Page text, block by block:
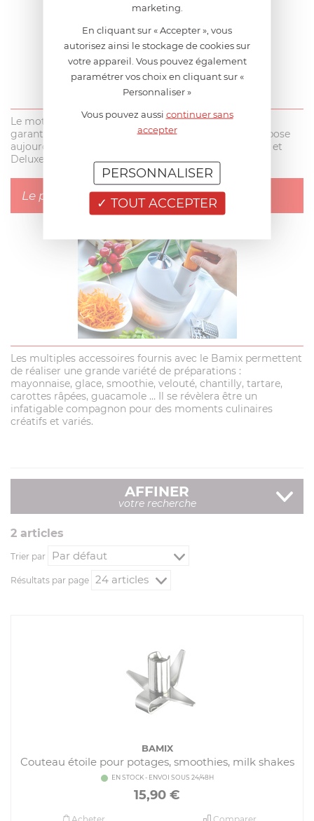
Le moteur et le mécanisme Bamix bénéficient d’une
garantie à vie. Outre le célèbre SwissLine, Bamix propose
aujourd’hui 3 autres gammes de mixeur : Pop!, Mono et
Deluxe.
Le pionnier du mixeur plongeant
Les multiples accessoires fournis avec le Bamix permettent
de réaliser une grande variété de préparations :
mayonnaise, glace, smoothie, velouté, chantilly, tartare,
carottes râpées, guacamole … Il se révèlera être un
infatigable compagnon pour des moments culinaires
créatifs et variés.
AFFINER
votre recherche
2 articles
Trier par
Résultats par page
BAMIX
Couteau étoile pour potages, smoothies, milk shakes
EN STOCK - ENVOI SOUS 24/48H
15,90 €
marketing.
En cliquant sur « Accepter », vous
autorisez ainsi le stockage de cookies sur
votre appareil. Vous pouvez également
paramétrer vos choix en cliquant sur «
Personnaliser »
Vous pouvez aussi continuer sans
accepter
TOUT ACCEPTER
PERSONNALISER